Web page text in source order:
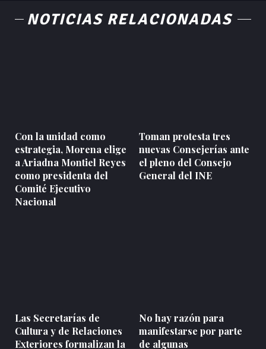
NOTICIAS RELACIONADAS
Con la unidad como
estrategia, Morena elige
a Ariadna Montiel Reyes
como presidenta del
Comité Ejecutivo
Nacional
Toman protesta tres
nuevas Consejerías ante
el pleno del Consejo
General del INE
Las Secretarías de
Cultura y de Relaciones
Exteriores formalizan la
No hay razón para
manifestarse por parte
de algunas